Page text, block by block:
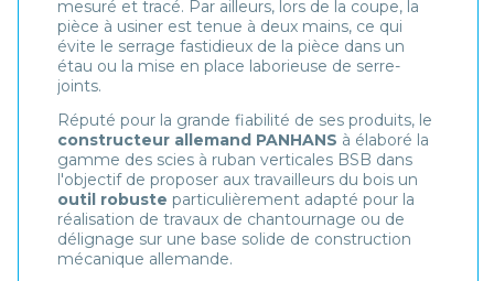
mesuré et tracé. Par ailleurs, lors de la coupe, la
pièce à usiner est tenue à deux mains, ce qui
évite le serrage fastidieux de la pièce dans un
étau ou la mise en place laborieuse de serre-
joints.
Réputé pour la grande fiabilité de ses produits, le
constructeur allemand PANHANS à élaboré la
gamme des scies à ruban verticales BSB dans
l'objectif de proposer aux travailleurs du bois un
outil robuste particulièrement adapté pour la
réalisation de travaux de chantournage ou de
délignage sur une base solide de construction
mécanique allemande.